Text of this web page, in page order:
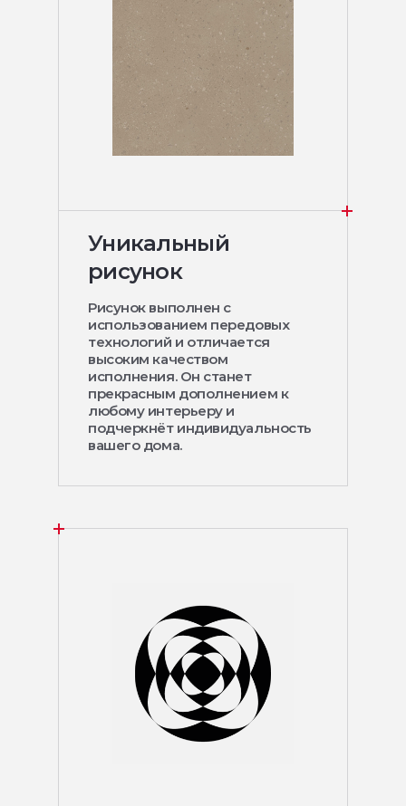
Уникальный
рисунок
Рисунок выполнен с
использованием передовых
технологий и отличается
высоким качеством
исполнения. Он станет
прекрасным дополнением к
любому интерьеру и
подчеркнёт индивидуальность
вашего дома.